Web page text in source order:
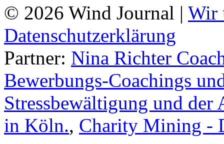
© 2026 Wind Journal | Wir
Datenschutzerklärung
Partner: Nina Richter
Bewerbungs-Coachings
Stressbewältigung und
in Köln., Charity Mining -